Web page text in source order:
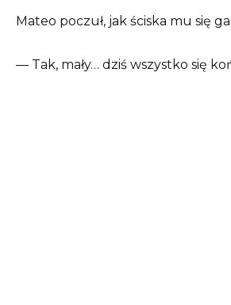
Mateo poczuł, jak ściska mu się
— Tak, mały… dziś wszystko się